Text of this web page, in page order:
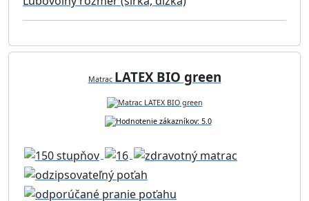
Matrac LATEX BIO green